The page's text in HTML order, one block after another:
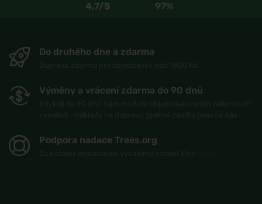
4,7/5 97%
Do druhého dne a zdarma
Výměny a vrácení zdarma do 90 dnů
Podpora nadace Trees.org